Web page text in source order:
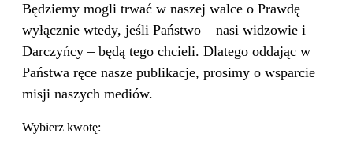
Będziemy mogli trwać w naszej walce o Prawdę
wyłącznie wtedy, jeśli Państwo – nasi widzowie i
Darczyńcy – będą tego chcieli. Dlatego oddając w
Państwa ręce nasze publikacje, prosimy o wsparcie
misji naszych mediów.
Wybierz kwotę: